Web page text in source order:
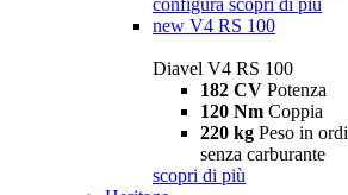
configura scopri di più
new V4 RS 100
Diavel V4 RS 100
182 CV Potenza
120 Nm Coppia
220 kg Peso in
senza carburante
scopri di più